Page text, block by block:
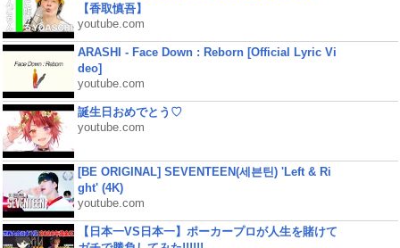
【香取慎吾】
youtube.com
ARASHI - Face Down : Reborn [Official Lyric Vi
deo]
youtube.com
誕生日おめでとう♡
youtube.com
[BE ORIGINAL] SEVENTEEN(세븐틴) 'Left & Ri
ght' (4K)
youtube.com
【日本一VS日本一】ポーカープロが人生を賭けて